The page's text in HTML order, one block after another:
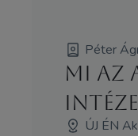
Péter
Mi az
ÚJ ÉN